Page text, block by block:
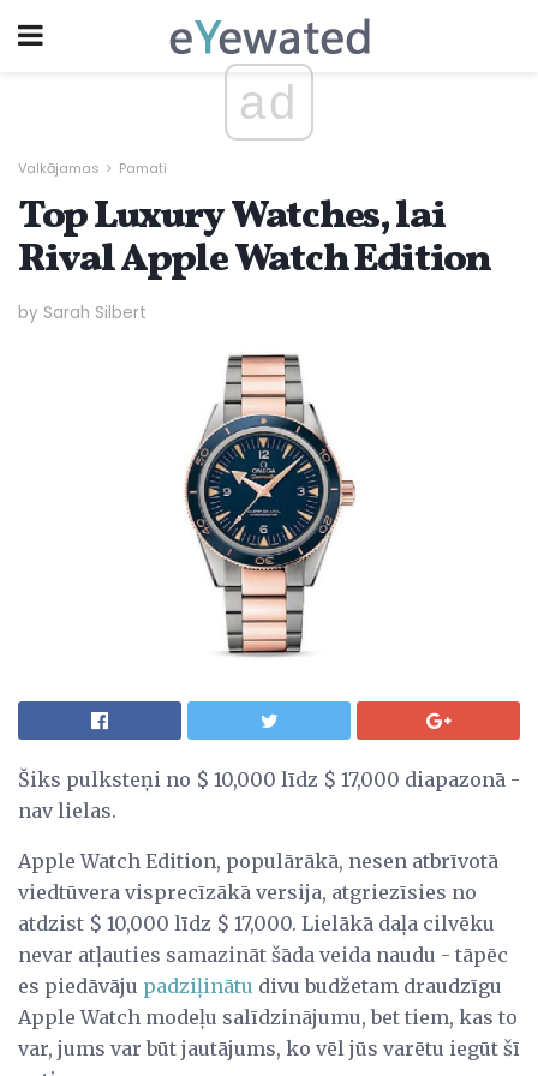
ad
Valkājamas Pamati
Top Luxury Watches, lai
Rival Apple Watch Edition
by Sarah Silbert
Šiks pulksteņi no $ 10,000 līdz $ 17,000 diapazonā -
nav lielas.
Apple Watch Edition, populārākā, nesen atbrīvotā
viedtūvera visprecīzākā versija, atgriezīsies no
atdzist $ 10,000 līdz $ 17,000. Lielākā daļa cilvēku
nevar atļauties samazināt šāda veida naudu - tāpēc
es piedāvāju padziļinātu divu budžetam draudzīgu
Apple Watch modeļu salīdzinājumu, bet tiem, kas to
var, jums var būt jautājums, ko vēl jūs varētu iegūt šī